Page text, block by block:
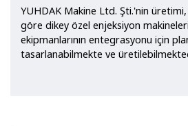
YUHDAK Makine Ltd. Şti.'nin
göre dikey özel enjeksiyon
ekipmanlarının entegrasyonu için
tasarlanabilmekte ve